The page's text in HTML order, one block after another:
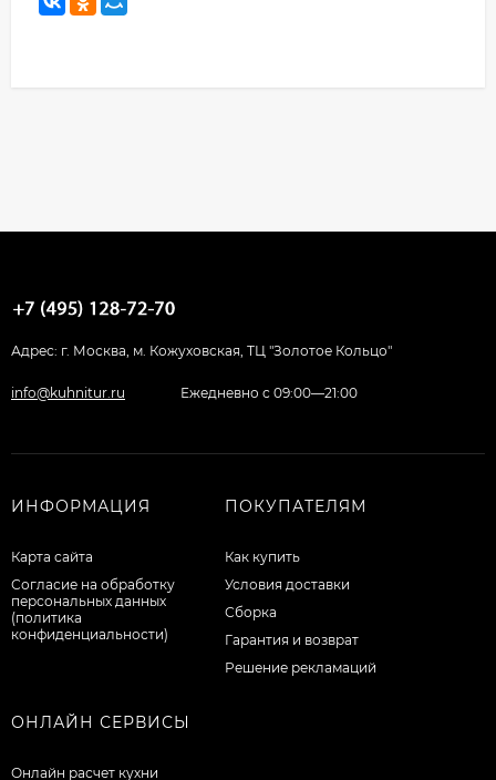
Адрес: г. Москва, м. Кожуховская, ТЦ "Золотое Кольцо"
info@kuhnitur.ru Ежедневно с 09:00—21:00
ИНФОРМАЦИЯ
Карта сайта
Согласие на обработку
персональных данных
(политика
конфиденциальности)
ПОКУПАТЕЛЯМ
Как купить
Условия доставки
Сборка
Гарантия и возврат
Решение рекламаций
ОНЛАЙН СЕРВИСЫ
Онлайн расчет кухни